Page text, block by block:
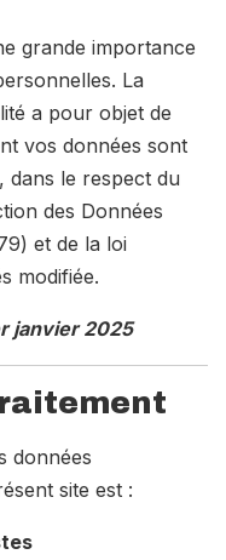
grande importance
La
a pour objet de
vos données sont
dans le respect du
des Données
et de la loi
modifiée.
janvier 2025
données
site est :